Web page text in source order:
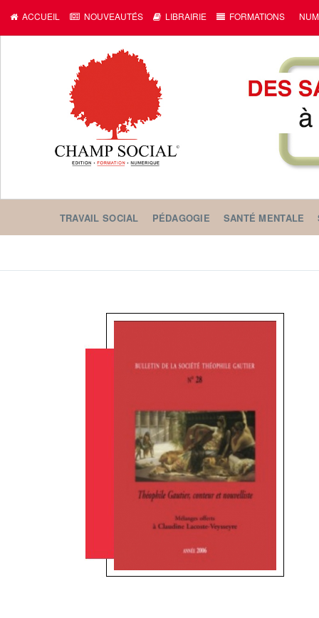
ACCUEIL NOUVEAUTÉS LIBRAIRIE FORMATIONS
TRAVAIL SOCIAL PÉDAGOGIE SANTÉ MENTALE